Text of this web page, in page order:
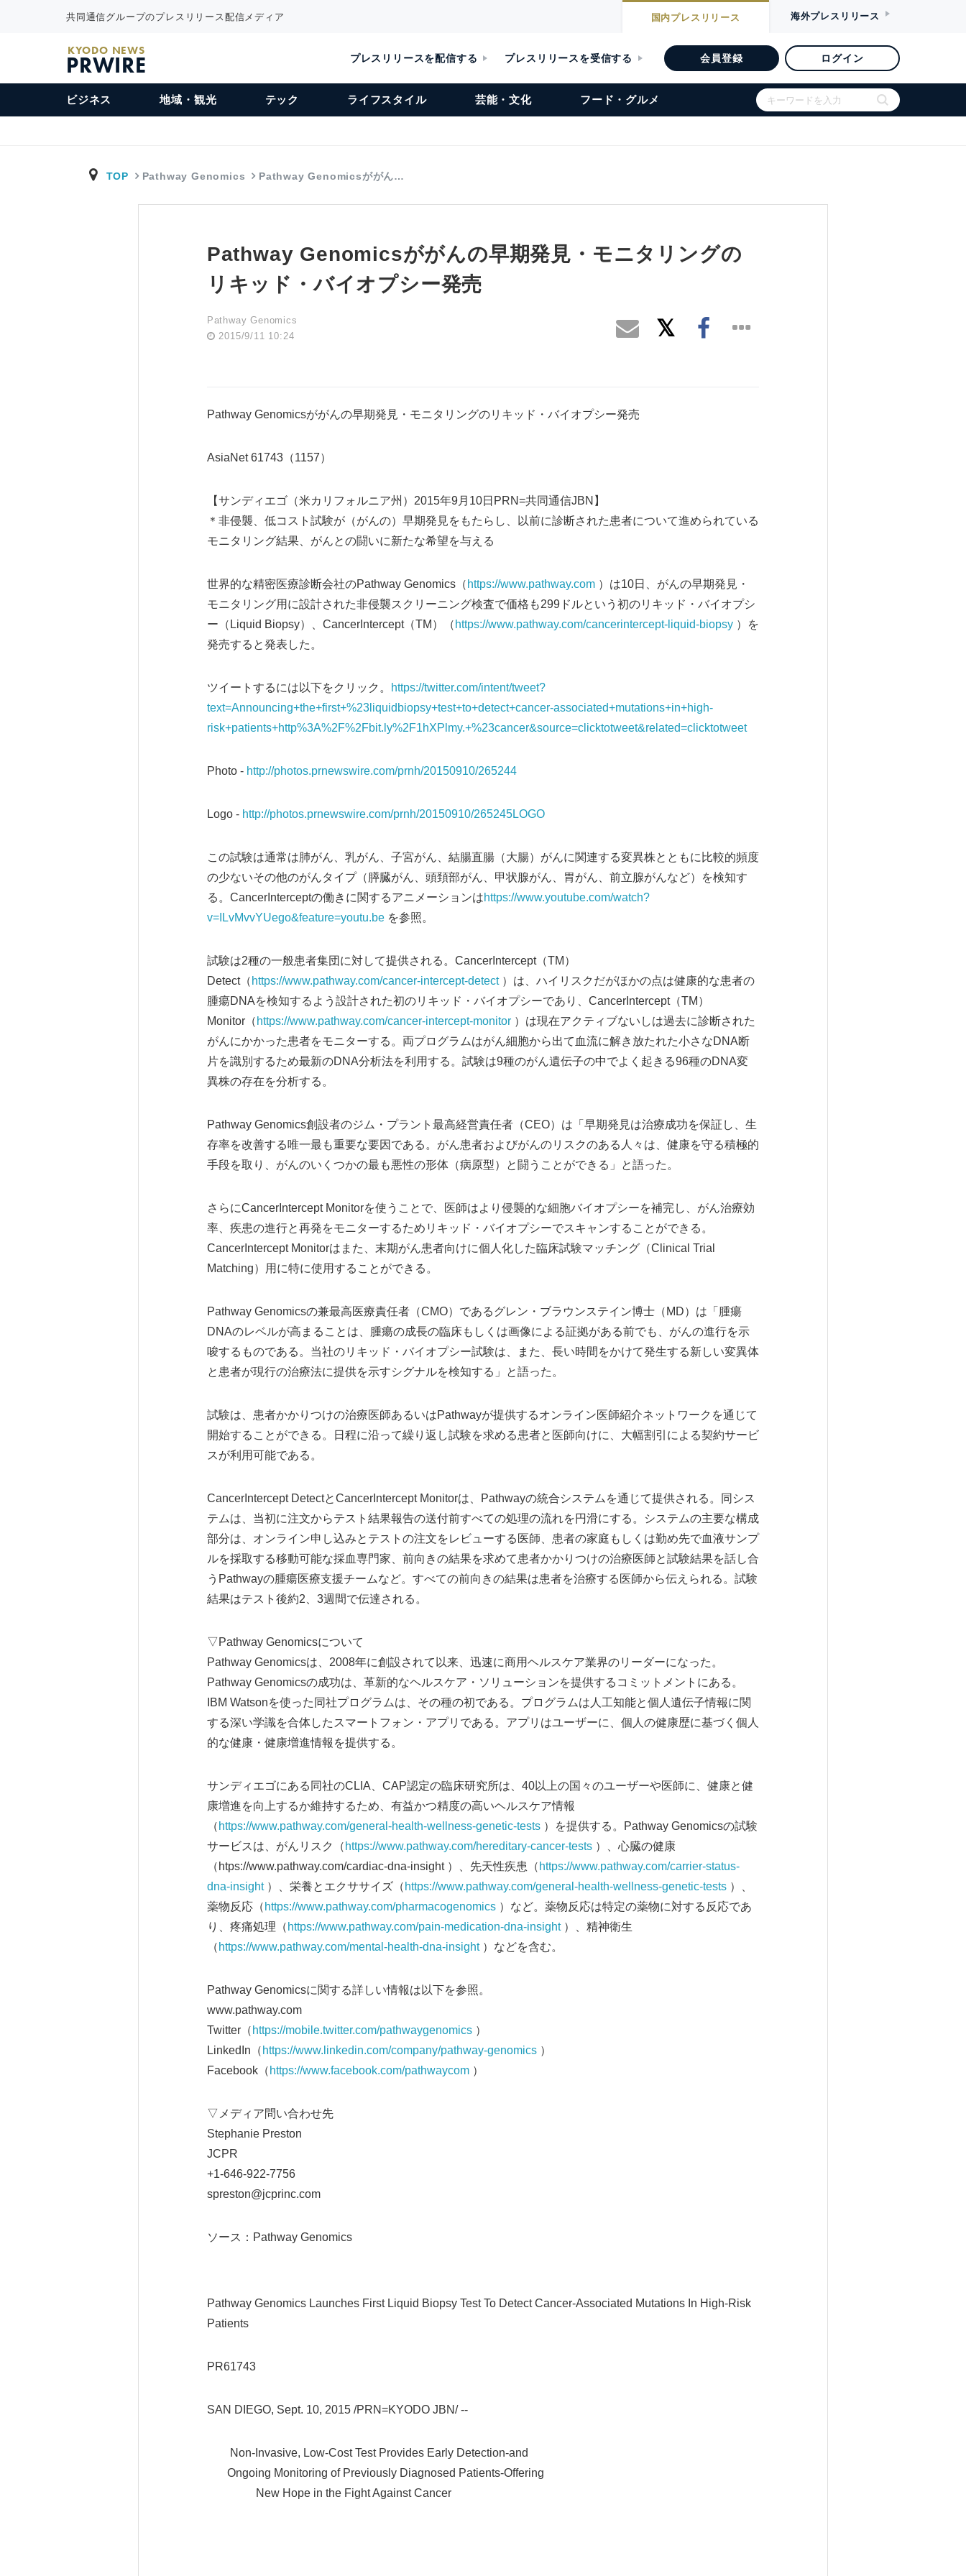
共同通信グループのプレスリリース配信メディア 国内プレスリリース 海外プレスリリース
KYODO NEWS
PRWIRE プレスリリースを配信する プレスリリースを受信する 会員登録 ログイン
ビジネス 地域・観光 テック ライフスタイル 芸能・文化 フード・グルメ
TOP Pathway Genomics Pathway Genomicsががん…
Pathway Genomicsががんの早期発見・モニタリングの
リキッド・バイオプシー発売
Pathway Genomics
2015/9/11 10:24
Pathway Genomicsががんの早期発見・モニタリングのリキッド・バイオプシー発売
AsiaNet 61743（1157）
【サンディエゴ（米カリフォルニア州）2015年9月10日PRN=共同通信JBN】
＊非侵襲、低コスト試験が（がんの）早期発見をもたらし、以前に診断された患者について進められている
モニタリング結果、がんとの闘いに新たな希望を与える
世界的な精密医療診断会社のPathway Genomics（ https://www.pathway.com）は10日、がんの早期発見・
モニタリング用に設計された非侵襲スクリーニング検査で価格も299ドルという初のリキッド・バイオプシ
ー（Liquid Biopsy）、CancerIntercept（TM）（ https://www.pathway.com/cancerintercept-liquid-biopsy）を
発売すると発表した。
ツイートするには以下をクリック。
https://twitter.com/intent/tweet?
text=Announcing+the+first+%23liquidbiopsy+test+to+detect+cancer-associated+mutations+in+high-
risk+patients+http%3A%2F%2Fbit.ly%2F1hXPlmy.+%23cancer&source=clicktotweet&related=clicktotweet
Photo - http://photos.prnewswire.com/prnh/20150910/265244
Logo - http://photos.prnewswire.com/prnh/20150910/265245LOGO
この試験は通常は肺がん、乳がん、子宮がん、結腸直腸（大腸）がんに関連する変異株とともに比較的頻度
の少ないその他のがんタイプ（膵臓がん、頭頚部がん、甲状腺がん、胃がん、前立腺がんなど）を検知す
る。CancerInterceptの働きに関するアニメーションはhttps://www.youtube.com/watch?
v=ILvMvvYUego&feature=youtu.beを参照。
試験は2種の一般患者集団に対して提供される。CancerIntercept（TM）
Detect（ https://www.pathway.com/cancer-intercept-detect）は、ハイリスクだがほかの点は健康的な患者の
腫瘍DNAを検知するよう設計された初のリキッド・バイオプシーであり、CancerIntercept（TM）
Monitor（ https://www.pathway.com/cancer-intercept-monitor）は現在アクティブないしは過去に診断された
がんにかかった患者をモニターする。両プログラムはがん細胞から出て血流に解き放たれた小さなDNA断
片を識別するため最新のDNA分析法を利用する。試験は9種のがん遺伝子の中でよく起きる96種のDNA変
異株の存在を分析する。
Pathway Genomics創設者のジム・プラント最高経営責任者（CEO）は「早期発見は治療成功を保証し、生
存率を改善する唯一最も重要な要因である。がん患者およびがんのリスクのある人々は、健康を守る積極的
手段を取り、がんのいくつかの最も悪性の形体（病原型）と闘うことができる」と語った。
さらにCancerIntercept Monitorを使うことで、医師はより侵襲的な細胞バイオプシーを補完し、がん治療効
率、疾患の進行と再発をモニターするためリキッド・バイオプシーでスキャンすることができる。
CancerIntercept Monitorはまた、末期がん患者向けに個人化した臨床試験マッチング（Clinical Trial
Matching）用に特に使用することができる。
Pathway Genomicsの兼最高医療責任者（CMO）であるグレン・ブラウンステイン博士（MD）は「腫瘍
DNAのレベルが高まることは、腫瘍の成長の臨床もしくは画像による証拠がある前でも、がんの進行を示
唆するものである。当社のリキッド・バイオプシー試験は、また、長い時間をかけて発生する新しい変異体
と患者が現行の治療法に提供を示すシグナルを検知する」と語った。
試験は、患者かかりつけの治療医師あるいはPathwayが提供するオンライン医師紹介ネットワークを通じて
開始することができる。日程に沿って繰り返し試験を求める患者と医師向けに、大幅割引による契約サービ
スが利用可能である。
CancerIntercept DetectとCancerIntercept Monitorは、Pathwayの統合システムを通じて提供される。同シス
テムは、当初に注文からテスト結果報告の送付前すべての処理の流れを円滑にする。システムの主要な構成
部分は、オンライン申し込みとテストの注文をレビューする医師、患者の家庭もしくは勤め先で血液サンプ
ルを採取する移動可能な採血専門家、前向きの結果を求めて患者かかりつけの治療医師と試験結果を話し合
うPathwayの腫瘍医療支援チームなど。すべての前向きの結果は患者を治療する医師から伝えられる。試験
結果はテスト後約2、3週間で伝達される。
▽Pathway Genomicsについて
Pathway Genomicsは、2008年に創設されて以来、迅速に商用ヘルスケア業界のリーダーになった。
Pathway Genomicsの成功は、革新的なヘルスケア・ソリューションを提供するコミットメントにある。
IBM Watsonを使った同社プログラムは、その種の初である。プログラムは人工知能と個人遺伝子情報に関
する深い学識を合体したスマートフォン・アプリである。アプリはユーザーに、個人の健康歴に基づく個人
的な健康・健康増進情報を提供する。
サンディエゴにある同社のCLIA、CAP認定の臨床研究所は、40以上の国々のユーザーや医師に、健康と健
康増進を向上するか維持するため、有益かつ精度の高いヘルスケア情報
（ https://www.pathway.com/general-health-wellness-genetic-tests）を提供する。Pathway Genomicsの試験
サービスは、がんリスク（ https://www.pathway.com/hereditary-cancer-tests）、心臓の健康
（htps://www.pathway.com/cardiac-dna-insight ）、先天性疾患（ https://www.pathway.com/carrier-status-
dna-insight）、栄養とエクササイズ（ https://www.pathway.com/general-health-wellness-genetic-tests）、
薬物反応（ https://www.pathway.com/pharmacogenomics）など。薬物反応は特定の薬物に対する反応であ
り、疼痛処理（ https://www.pathway.com/pain-medication-dna-insight）、精神衛生
（ https://www.pathway.com/mental-health-dna-insight）などを含む。
Pathway Genomicsに関する詳しい情報は以下を参照。
www.pathway.com
Twitter（ https://mobile.twitter.com/pathwaygenomics）
LinkedIn（ https://www.linkedin.com/company/pathway-genomics）
Facebook（ https://www.facebook.com/pathwaycom）
▽メディア問い合わせ先
Stephanie Preston
JCPR
+1-646-922-7756
spreston@jcprinc.com
ソース：Pathway Genomics
Pathway Genomics Launches First Liquid Biopsy Test To Detect Cancer-Associated Mutations In High-Risk
Patients
PR61743
SAN DIEGO, Sept. 10, 2015 /PRN=KYODO JBN/ --
Non-Invasive, Low-Cost Test Provides Early Detection-and
Ongoing Monitoring of Previously Diagnosed Patients-Offering
New Hope in the Fight Against Cancer
Japanese